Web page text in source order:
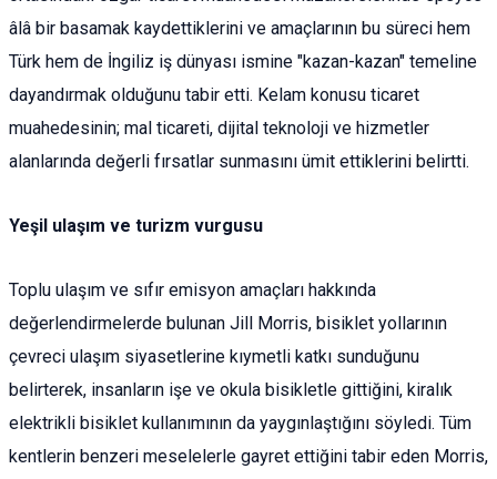
âlâ bir basamak kaydettiklerini ve amaçlarının bu süreci hem
Türk hem de İngiliz iş dünyası ismine "kazan-kazan" temeline
dayandırmak olduğunu tabir etti. Kelam konusu ticaret
muahedesinin; mal ticareti, dijital teknoloji ve hizmetler
alanlarında değerli fırsatlar sunmasını ümit ettiklerini belirtti.
Yeşil ulaşım ve turizm vurgusu
Toplu ulaşım ve sıfır emisyon amaçları hakkında
değerlendirmelerde bulunan Jill Morris, bisiklet yollarının
çevreci ulaşım siyasetlerine kıymetli katkı sunduğunu
belirterek, insanların işe ve okula bisikletle gittiğini, kiralık
elektrikli bisiklet kullanımının da yaygınlaştığını söyledi. Tüm
kentlerin benzeri meselelerle gayret ettiğini tabir eden Morris,